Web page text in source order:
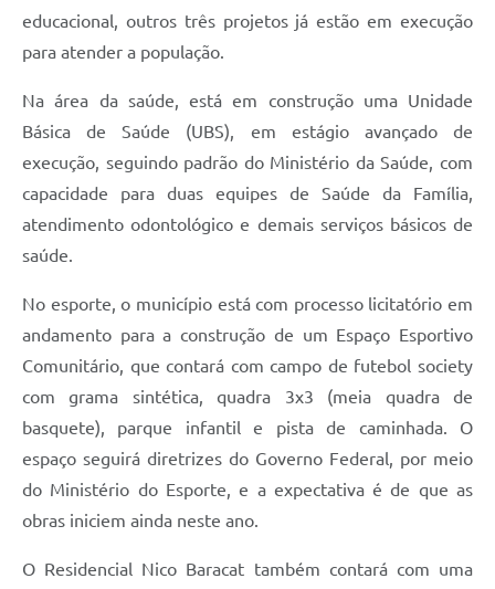
educacional, outros três projetos já estão em execução
para atender a população.
Na área da saúde, está em construção uma Unidade
Básica de Saúde (UBS), em estágio avançado de
execução, seguindo padrão do Ministério da Saúde, com
capacidade para duas equipes de Saúde da Família,
atendimento odontológico e demais serviços básicos de
saúde.
No esporte, o município está com processo licitatório em
andamento para a construção de um Espaço Esportivo
Comunitário, que contará com campo de futebol society
com grama sintética, quadra 3x3 (meia quadra de
basquete), parque infantil e pista de caminhada. O
espaço seguirá diretrizes do Governo Federal, por meio
do Ministério do Esporte, e a expectativa é de que as
obras iniciem ainda neste ano.
O Residencial Nico Baracat também contará com uma